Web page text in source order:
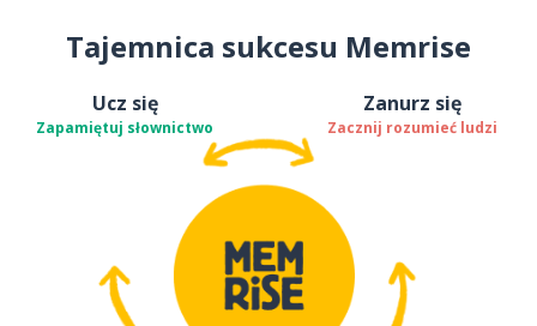
Tajemnica sukcesu Memrise
Ucz się
Zapamiętuj słownictwo
Zanurz się
Zacznij rozumieć ludzi